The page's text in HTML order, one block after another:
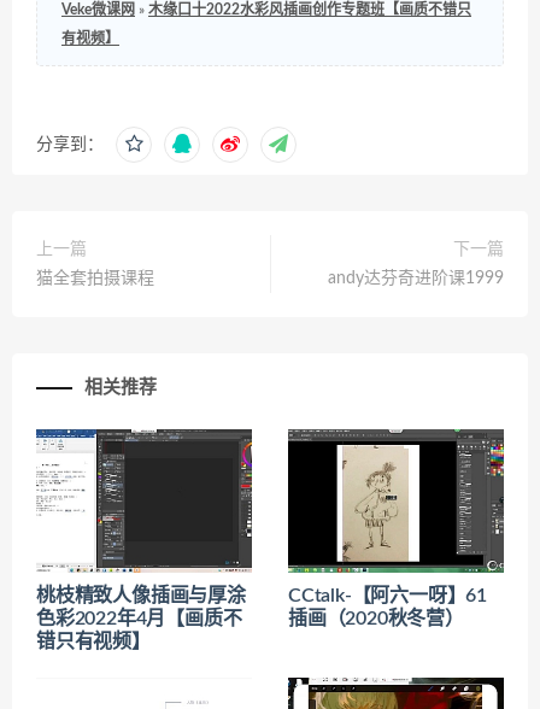
Veke微课网 » 木缘口十2022水彩风插画创作专题班【画质不错只
有视频】
分享到：
上一篇
猫全套拍摄课程
下一篇
andy达芬奇进阶课1999
相关推荐
桃枝精致人像插画与厚涂
色彩2022年4月【画质不
错只有视频】
CCtalk-【阿六一呀】61
插画（2020秋冬营）